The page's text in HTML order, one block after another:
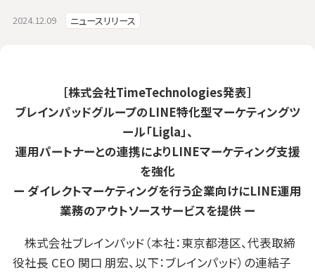
2024.12.09 ニュースリリース
［株式会社TimeTechnologies発表］
ブレインパッドグループのLINE特化型マーケティングツ
ール「Ligla」、
運用パートナーとの連携によりLINEマーケティング支援
を強化
ー ダイレクトマーケティングを行う企業向けにLINE運用
業務のアウトソースサービスを提供 ー
株式会社ブレインパッド（本社：東京都港区、代表取締
役社長 CEO 関口 朋宏、以下：ブレインパッド）の連結子